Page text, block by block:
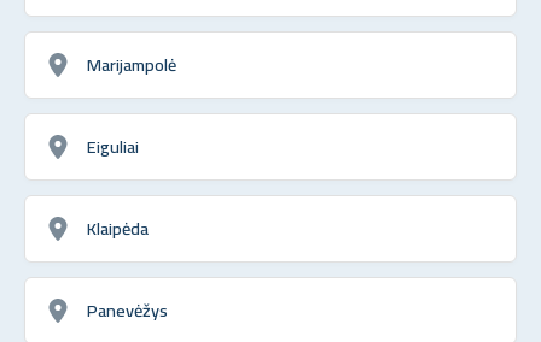
Marijampolė
Eiguliai
Klaipėda
Panevėžys